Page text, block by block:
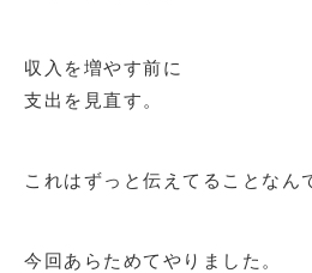
収入を増やす前に
支出を見直す。
これはずっと伝えてることなん
今回あらためてやりました。